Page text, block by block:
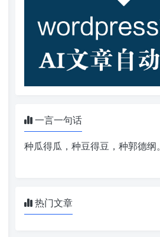
一言一句话
种瓜得瓜，种豆得豆，种郭德纲。
热门文章